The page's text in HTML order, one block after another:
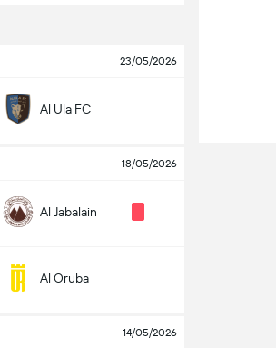
23/05/2026
Al Ula FC
18/05/2026
Al Jabalain
Al Oruba
14/05/2026